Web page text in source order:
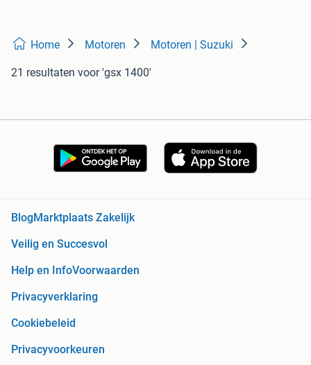
Home Motoren Motoren | Suzuki
21 resultaten voor 'gsx 1400'
Blog Marktplaats Zakelijk
Veilig en Succesvol
Help en InfoVoorwaarden
Privacyverklaring
Cookiebeleid
Privacyvoorkeuren